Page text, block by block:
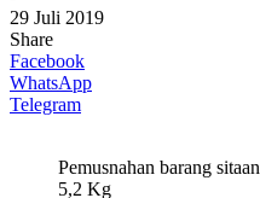
29 Juli 2019
Share
Facebook
WhatsApp
Telegram
Pemusnahan barang
5,2 Kg